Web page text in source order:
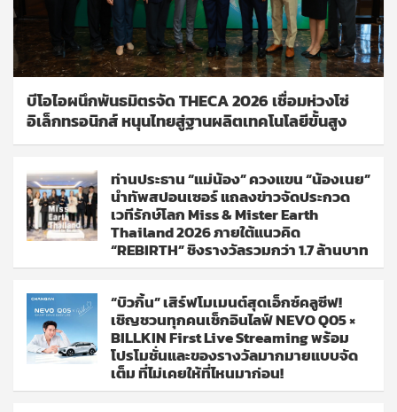
บีโอไอผนึกพันธมิตรจัด THECA 2026 เชื่อมห่วงโซ่
อิเล็กทรอนิกส์ หนุนไทยสู่ฐานผลิตเทคโนโลยีขั้นสูง
ท่านประธาน “แม่น้อง” ควงแขน “น้องเนย”
นำทัพสปอนเซอร์ แถลงข่าวจัดประกวด
เวทีรักษ์โลก Miss & Mister Earth
Thailand 2026 ภายใต้แนวคิด
“REBIRTH” ชิงรางวัลรวมกว่า 1.7 ล้านบาท
“บิวกิ้น” เสิร์ฟโมเมนต์สุดเอ็กซ์คลูซีฟ!
เชิญชวนทุกคนเช็กอินไลฟ์ NEVO Q05 ×
BILLKIN First Live Streaming พร้อม
โปรโมชั่นและของรางวัลมากมายแบบจัด
เต็ม ที่ไม่เคยให้ที่ไหนมาก่อน!